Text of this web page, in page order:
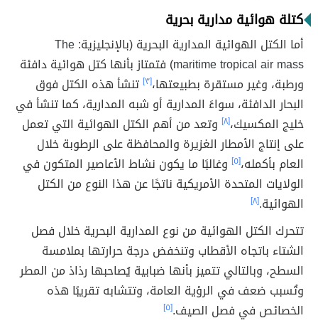
كتلة هوائية مدارية بحرية
أما الكتل الهوائية المدارية البحرية (بالإنجليزية:The
maritime tropical air mass) فتمتاز بأنها كتل هوائية دافئة
ورطبة، وغير مستقرة بطبيعتها،[٣]
تنشأ هذه الكتل فوق
البحار الدافئة، سواءً المدارية أو شبه المدارية، كما تنشأ في
خليج المكسيك،[٨]
وتعد من أهم الكتل الهوائية التي تعمل
على إنتاج الأمطار الغزيرة والمحافظة على الرطوبة خلال
العام بأكمله،[٥]
وغالبًا ما يكون نشاط الأعاصير المتكون في
الولايات المتحدة الأمريكية ناتجًا عن هذا النوع من الكتل
الهوائية.[٨]
تتحرك الكتل الهوائية من نوع المدارية البحرية خلال فصل
الشتاء باتجاه الأقطاب وتنخفض درجة حرارتها بملامسة
السطح، وبالتالي تتميز بأنها ضبابية يُصاحبها رذاذ من المطر
وتُسبب ضعف في الرؤية العامة، وتتشابه تقريبًا هذه
الخصائص في فصل الصيف.[٥]